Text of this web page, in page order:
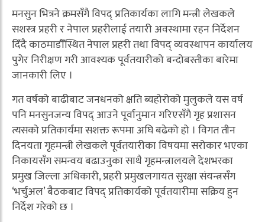
मनसुन भित्रने क्रमसँगै विपद् प्रतिकार्यका लागि मन्त्री लेखकले
सशस्त्र प्रहरी र नेपाल प्रहरीलाई तयारी अवस्थामा रहन निर्देशन
दिँदै काठमाडौँस्थित नेपाल प्रहरी तथा विपद् व्यवस्थापन कार्यालय
पुगेर निरीक्षण गरी आवश्यक पूर्वतयारीको बन्दोबस्तीका बारेमा
जानकारी लिए ।
गत वर्षको बाढीबाट जनधनको क्षति ब्यहोरोको मुलुकले यस वर्ष
पनि मनसुनजन्य विपद् आउने पूर्वानुमान गरिएसँगै गृह प्रशासन
त्यसको प्रतिकार्यमा सशक्त रूपमा अघि बढेको हो । विगत तीन
दिनयता गृहमन्त्री लेखकले पूर्वतयारीका विषयमा सरोकार भएका
निकायसँग समन्वय बढाउनुका साथै गृहमन्त्रालयले देशभरका
प्रमुख जिल्ला अधिकारी, प्रहरी प्रमुखलगायत सुरक्षा संयन्त्रसँग
‘भर्चुअल’ बैठकबाट विपद् प्रतिकार्यको पूर्वतयारीमा सक्रिय हुन
निर्देश गरेको छ ।